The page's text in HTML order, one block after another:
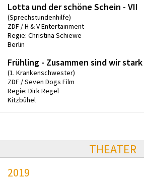
Lotta und der schöne Schein - VII
(Sprechstundenhilfe)
ZDF / H & V Entertainment
Regie: Christina Schiewe
Berlin
Frühling - Zusammen sind wir stark
(1. Krankenschwester)
ZDF / Seven Dogs Film
Regie: Dirk Regel
Kitzbühel
THEATER
2019